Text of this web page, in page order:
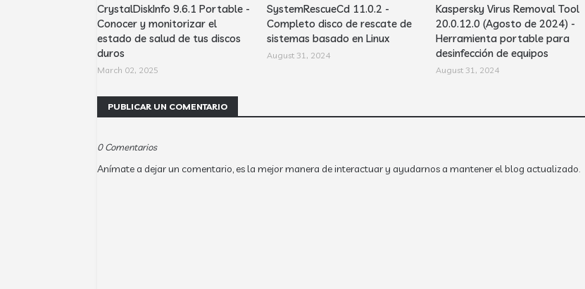
CrystalDiskInfo 9.6.1 Portable -
Conocer y monitorizar el
estado de salud de tus discos
duros
March 02, 2025
SystemRescueCd 11.0.2 -
Completo disco de rescate de
sistemas basado en Linux
August 31, 2024
Kaspersky Virus Removal Tool
20.0.12.0 (Agosto de 2024) -
Herramienta portable para
desinfección de equipos
August 31, 2024
PUBLICAR UN COMENTARIO
0 Comentarios
Anímate a dejar un comentario, es la mejor manera de interactuar y ayudarnos a mantener el blog actualizado.